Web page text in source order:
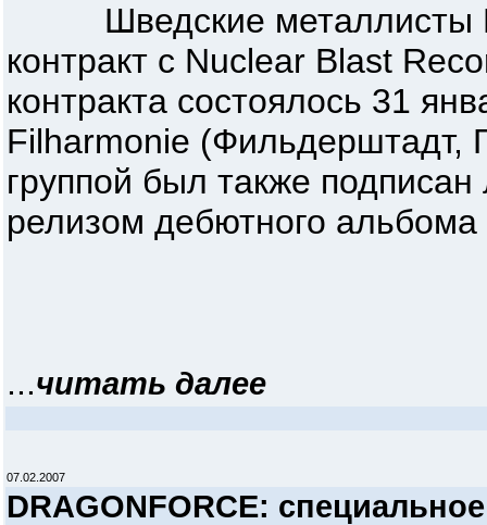
Шведские металлисты
контракт с Nuclear Blast
контракта состоялось 31
Filharmonie (Фильдерштадт,
группой был также
релизом дебютного
...читать далее
07.02.2007
DRAGONFORCE: